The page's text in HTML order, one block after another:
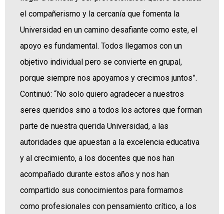
el compañerismo y la cercanía que fomenta la
Universidad en un camino desafiante como este, el
apoyo es fundamental. Todos llegamos con un
objetivo individual pero se convierte en grupal,
porque siempre nos apoyamos y crecimos juntos”.
Continuó: “No solo quiero agradecer a nuestros
seres queridos sino a todos los actores que forman
parte de nuestra querida Universidad, a las
autoridades que apuestan a la excelencia educativa
y al crecimiento, a los docentes que nos han
acompañado durante estos años y nos han
compartido sus conocimientos para formarnos
como profesionales con pensamiento crítico, a los